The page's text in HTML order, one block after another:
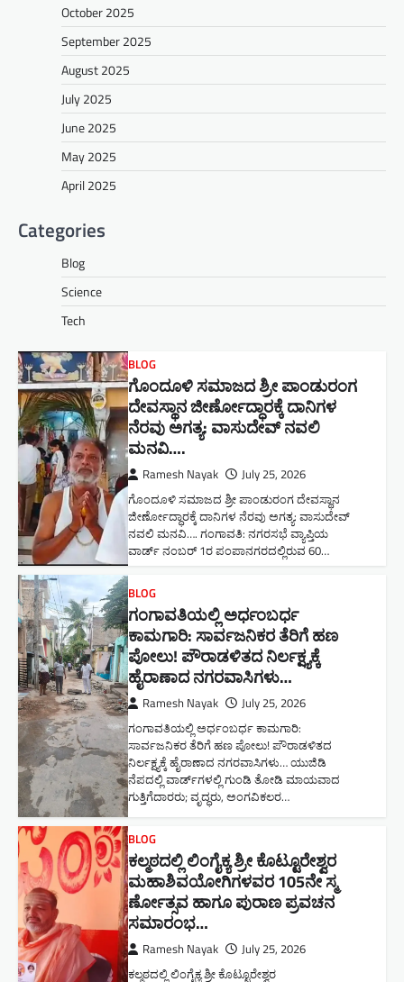
October 2025
September 2025
August 2025
July 2025
June 2025
May 2025
April 2025
Categories
Blog
Science
Tech
BLOG
ಗೊಂದೂಳಿ ಸಮಾಜದ ಶ್ರೀ ಪಾಂಡುರಂಗ
ದೇವಸ್ಥಾನ ಜೀರ್ಣೋದ್ಧಾರಕ್ಕೆ ದಾನಿಗಳ
ನೆರವು ಅಗತ್ಯ: ವಾಸುದೇವ್ ನವಲಿ
ಮನವಿ​….
Ramesh Nayak July 25, 2026
ಗೊಂದೂಳಿ ಸಮಾಜದ ಶ್ರೀ ಪಾಂಡುರಂಗ ದೇವಸ್ಥಾನ
ಜೀರ್ಣೋದ್ಧಾರಕ್ಕೆ ದಾನಿಗಳ ನೆರವು ಅಗತ್ಯ: ವಾಸುದೇವ್
ನವಲಿ ಮನವಿ​…. ಗಂಗಾವತಿ: ​ನಗರಸಭೆ ವ್ಯಾಪ್ತಿಯ
ವಾರ್ಡ್ ನಂಬರ್ 1ರ ಪಂಪಾನಗರದಲ್ಲಿರುವ 60…
BLOG
ಗಂಗಾವತಿಯಲ್ಲಿ ಅರ್ಧಂಬರ್ಧ
ಕಾಮಗಾರಿ: ಸಾರ್ವಜನಿಕರ ತೆರಿಗೆ ಹಣ
ಪೋಲು! ಪೌರಾಡಳಿತದ ನಿರ್ಲಕ್ಷ್ಯಕ್ಕೆ
ಹೈರಾಣಾದ ನಗರವಾಸಿಗಳು​…
Ramesh Nayak July 25, 2026
ಗಂಗಾವತಿಯಲ್ಲಿ ಅರ್ಧಂಬರ್ಧ ಕಾಮಗಾರಿ:
ಸಾರ್ವಜನಿಕರ ತೆರಿಗೆ ಹಣ ಪೋಲು! ಪೌರಾಡಳಿತದ
ನಿರ್ಲಕ್ಷ್ಯಕ್ಕೆ ಹೈರಾಣಾದ ನಗರವಾಸಿಗಳು​… ಯುಜಿಡಿ
ನೆಪದಲ್ಲಿ ವಾರ್ಡ್‌ಗಳಲ್ಲಿ ಗುಂಡಿ ತೋಡಿ ಮಾಯವಾದ
ಗುತ್ತಿಗೆದಾರರು; ವೃದ್ಧರು, ಅಂಗವಿಕಲರ…
BLOG
ಕಲ್ಮಠದಲ್ಲಿ ಲಿಂಗೈಕ್ಯ ಶ್ರೀ ಕೊಟ್ಟೂರೇಶ್ವರ
ಮಹಾಶಿವಯೋಗಿಗಳವರ 105ನೇ ಸ್ಮ
ರ್ಣೋತ್ಸವ ಹಾಗೂ ಪುರಾಣ ಪ್ರವಚನ
ಸಮಾರಂಭ​…
Ramesh Nayak July 25, 2026
ಕಲ್ಮಠದಲ್ಲಿ ಲಿಂಗೈಕ್ಯ ಶ್ರೀ ಕೊಟ್ಟೂರೇಶ್ವರ